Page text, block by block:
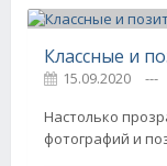
15.09.2020 ---
Настолько
фотографий и